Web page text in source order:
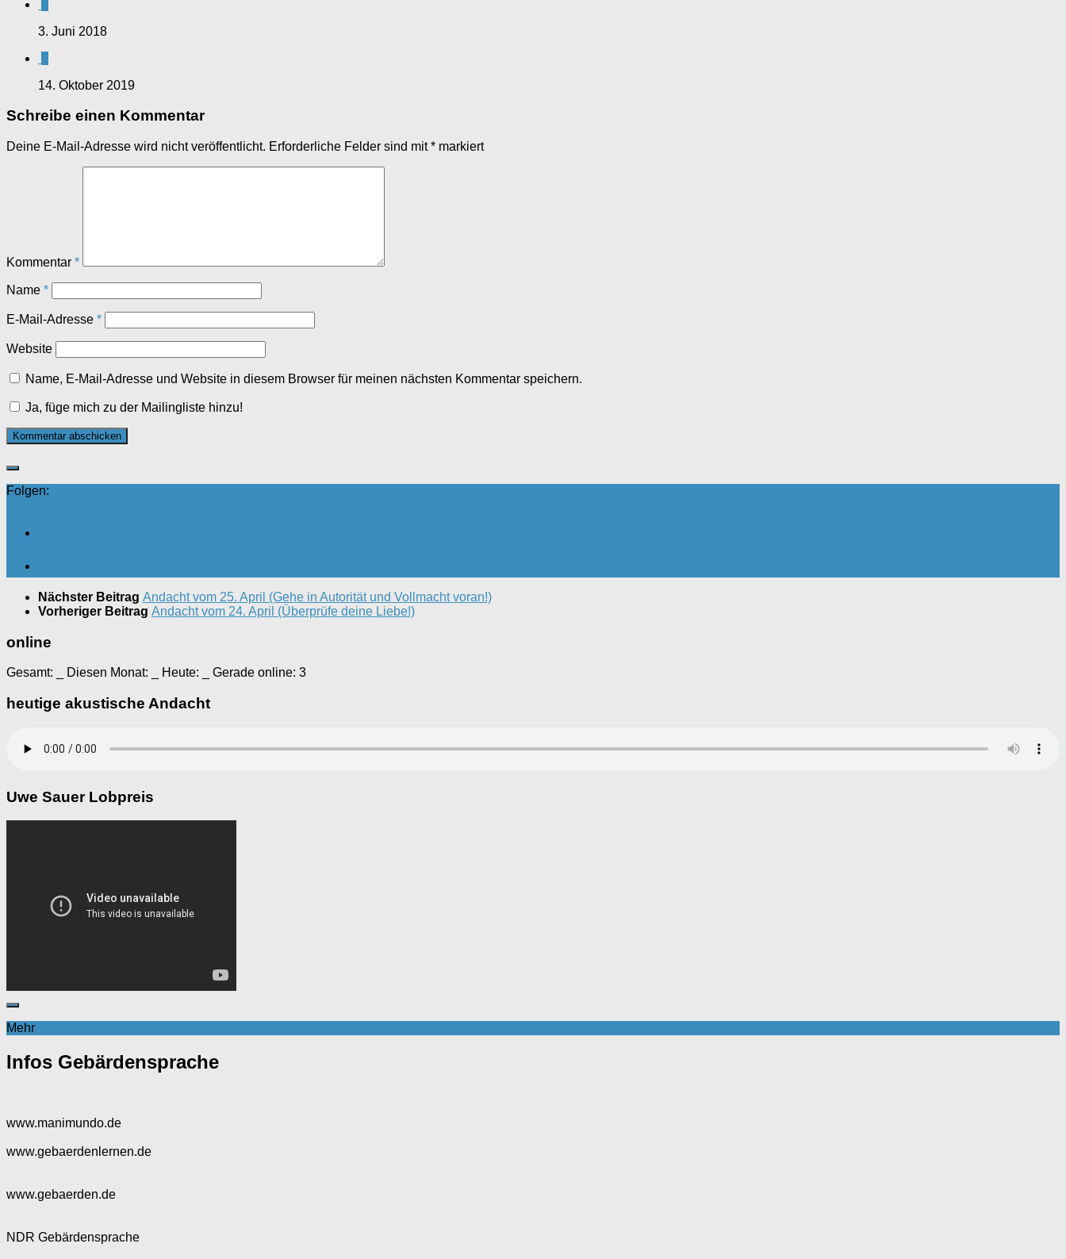
3. Juni 2018
14. Oktober 2019
Schreibe einen Kommentar
Deine E-Mail-Adresse wird nicht veröffentlicht. Erforderliche Felder sind mit* markiert
Kommentar *
Name *
E-Mail-Adresse *
Website
Name, E-Mail-Adresse und Website in diesem Browser für meinen nächsten Kommentar speichern.
Ja, füge mich zu der Mailingliste hinzu!
Folgen:
Nächster Beitrag Andacht vom 25. April (Gehe in Autorität und Vollmacht voran!)
Vorheriger Beitrag Andacht vom 24. April (Überprüfe deine Liebe!)
online
Gesamt: Diesen Monat: Heute: Gerade online: 3
heutige akustische Andacht
Uwe Sauer Lobpreis
Mehr
Infos Gebärdensprache
www.manimundo.de
www.gebaerdenlernen.de
www.gebaerden.de
NDR Gebärdensprache